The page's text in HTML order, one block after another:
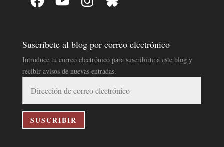
Suscríbete al blog por correo electrónico
Introduce tu correo electrónico para suscribirte a este blog y
recibir avisos de nuevas entradas.
correo
electrónico
SUSCRIBIR